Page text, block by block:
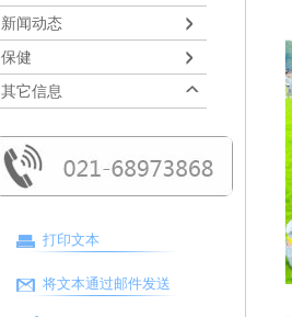
新闻动态
保健
其它信息
打印文本
将文本通过邮件发送